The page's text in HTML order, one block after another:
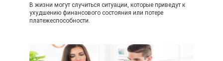
В жизни могут случиться ситуации, которые приведут к
ухудшению финансового состояния или потере
платежеспособности.